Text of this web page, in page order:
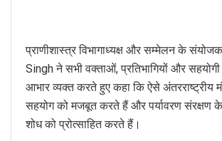
प्राणीशास्त्र विभागाध्यक्ष और सम्मेलन के
Singh ने सभी वक्ताओं, प्रतिभागियों और
आभार व्यक्त करते हुए कहा कि ऐसे अंतरराष्ट्रीय
सहयोग को मजबूत करते हैं और पर्यावरण संरक्षण के
शोध को प्रोत्साहित करते हैं।